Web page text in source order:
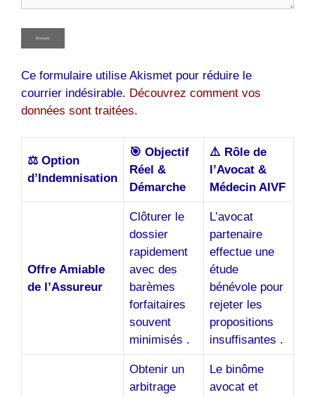
Ce formulaire utilise Akismet pour réduire le
courrier indésirable. Découvrez comment vos
données sont traitées.
⚖️ Option
d’Indemnisation
🎯 Objectif
Réel &
Démarche
⚠️ Rôle de
l’Avocat &
Médecin AIVF
Offre Amiable
de l’Assureur
Clôturer le
dossier
rapidement
avec des
barèmes
forfaitaires
souvent
minimisés .
L’avocat
partenaire
effectue une
étude
bénévole pour
rejeter les
propositions
insuffisantes .
Obtenir un
arbitrage
Le binôme
avocat et